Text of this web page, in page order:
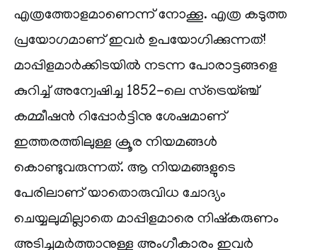
എത്രത്തോളമാണെന്ന് നോക്കൂ. എത്ര കടുത്ത
പ്രയോഗമാണ് ഇവർ ഉപയോഗിക്കുന്നത്!
മാപ്പിളമാർക്കിടയിൽ നടന്ന പോരാട്ടങ്ങളെ
കുറിച്ച് അന്വേഷിച്ച 1852-ലെ സ്‌ട്രെയ്ഞ്ച്
കമ്മീഷൻ റിപ്പോർട്ടിനു ശേഷമാണ്
ഇത്തരത്തിലുള്ള ക്രൂര നിയമങ്ങൾ
കൊണ്ടുവരുന്നത്. ആ നിയമങ്ങളുടെ
പേരിലാണ് യാതൊരുവിധ ചോദ്യം
ചെയ്യലുമില്ലാതെ മാപ്പിളമാരെ നിഷ്‌കരുണം
അടിച്ചമർത്താനുള്ള അംഗീകാരം ഇവർ